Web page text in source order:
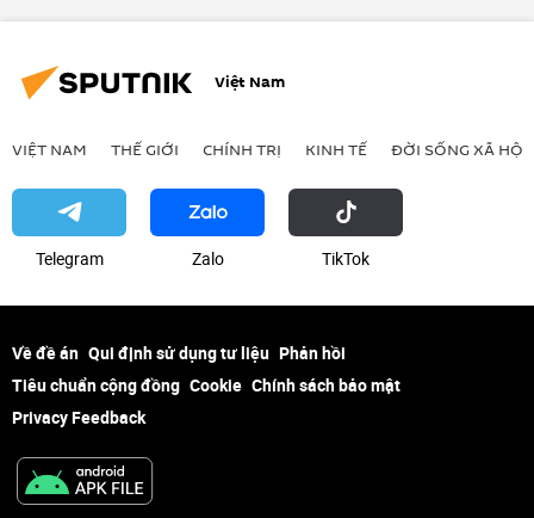
Việt Nam
VIỆT NAM THẾ GIỚI CHÍNH TRỊ KINH TẾ ĐỜI SỐNG XÃ HỘI
Telegram Zalo ТikТоk
Về đề án Qui định sử dụng tư liệu Phản hồi
Tiêu chuẩn cộng đồng Cookie Chính sách bảo mật
Privacy Feedback